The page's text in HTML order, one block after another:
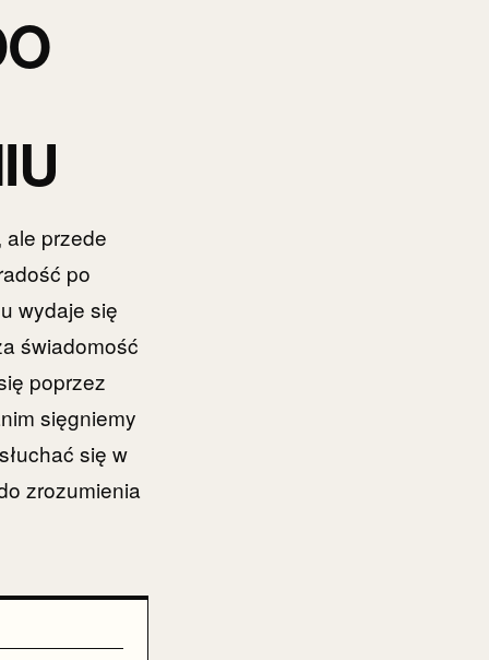
przede
po
wydaje się
świadomość
poprzez
sięgniemy
się w
zrozumienia